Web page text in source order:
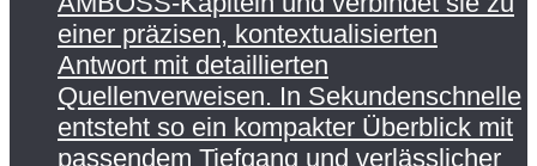
einer präzisen, kontextualisierten
Antwort mit detaillierten
Quellenverweisen. In Sekundenschnelle
entsteht so ein kompakter Überblick mit
passendem Tiefgang und verlässlicher